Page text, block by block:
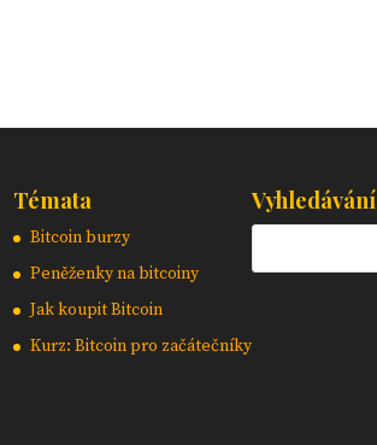
Témata
Bitcoin burzy
Peněženky na bitcoiny
Jak koupit Bitcoin
Kurz: Bitcoin pro začátečníky
Vyhledávání